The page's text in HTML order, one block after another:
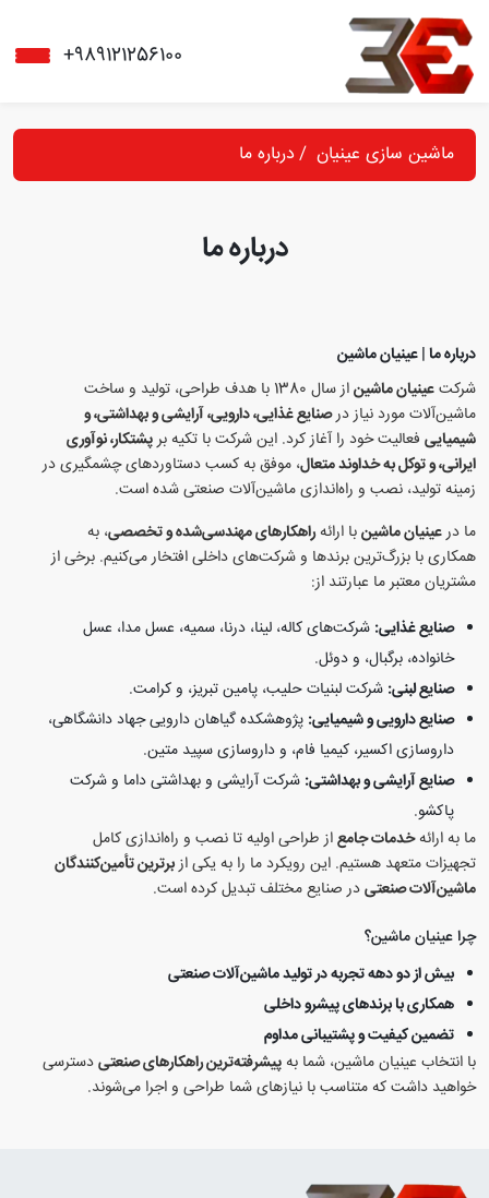
+989121256100
ماشین سازی عینیان درباره ما
درباره ما
درباره ما | عینیان ماشین
شرکتعینیان ماشین
از سال 1380 با هدف طراحی، تولید و ساخت
ماشین‌آلات مورد نیاز درصنایع غذایی، دارویی، آرایشی و بهداشتی، و
شیمیایی فعالیت خود را آغاز کرد. این شرکت با تکیه برپشتکار، نوآوری
ایرانی، و توکل به خداوند متعال، موفق به کسب دستاوردهای چشمگیری در
زمینه تولید، نصب و راه‌اندازی ماشین‌آلات صنعتی شده است.
ما درعینیان ماشینبا ارائهراهکارهای مهندسی‌شده و تخصصی، به
همکاری با بزرگ‌ترین برندها و شرکت‌های داخلی افتخار می‌کنیم. برخی از
مشتریان معتبر ما عبارتند از:
صنایع غذایی: شرکت‌های کاله، لینا، درنا، سمیه، عسل مدا، عسل
خانواده، برگبال، و دوئل.
صنایع لبنی: شرکت لبنیات حلیب، پامین تبریز، و کرامت.
صنایع دارویی و شیمیایی: پژوهشکده گیاهان دارویی جهاد دانشگاهی،
داروسازی اکسیر، کیمیا فام، و داروسازی سپید متین.
صنایع آرایشی و بهداشتی: شرکت آرایشی و بهداشتی داما و شرکت
پاکشو.
ما به ارائهخدمات جامعاز طراحی اولیه تا نصب و راه‌اندازی کامل
تجهیزات متعهد هستیم. این رویکرد ما را به یکی ازبرترین تأمین‌کنندگان
ماشین‌آلات صنعتیدر صنایع مختلف تبدیل کرده است.
چرا عینیان ماشین؟
بیش از دو دهه تجربه در تولید ماشین‌آلات صنعتی
همکاری با برندهای پیشرو داخلی
تضمین کیفیت و پشتیبانی مداوم
با انتخاب عینیان ماشین، شما بهپیشرفته‌ترین راهکارهای صنعتیدسترسی
خواهید داشت که متناسب با نیازهای شما طراحی و اجرا می‌شوند.